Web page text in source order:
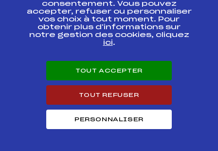
Résultats Nordique 2014
Codex Course Cat.
ONAM0035.FFS FFS
ONAM0033.FFS
Championnat de
FFS
Championnat de
France Roller Ski
consentement. Vous pouvez
accepter, refuser ou personnaliser
vos choix à tout moment. Pour
obtenir plus d'informations sur
notre gestion des cookies, cliquez
ici.
TOUT ACCEPTER
TOUT REFUSER
PERSONNALISER